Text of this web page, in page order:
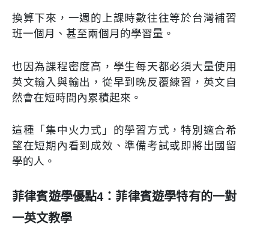
換算下來，一週的上課時數往往等於台灣補習
班一個月、甚至兩個月的學習量。
也因為課程密度高，學生每天都必須大量使用
英文輸入與輸出，從早到晚反覆練習，英文自
然會在短時間內累積起來。
這種「集中火力式」的學習方式，特別適合希
望在短期內看到成效、準備考試或即將出國留
學的人。
菲律賓遊學優點4：菲律賓遊學特有的一對
一英文教學